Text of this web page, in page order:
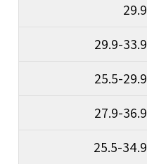
29.9
29.9-33.9
25.5-29.9
27.9-36.9
25.5-34.9